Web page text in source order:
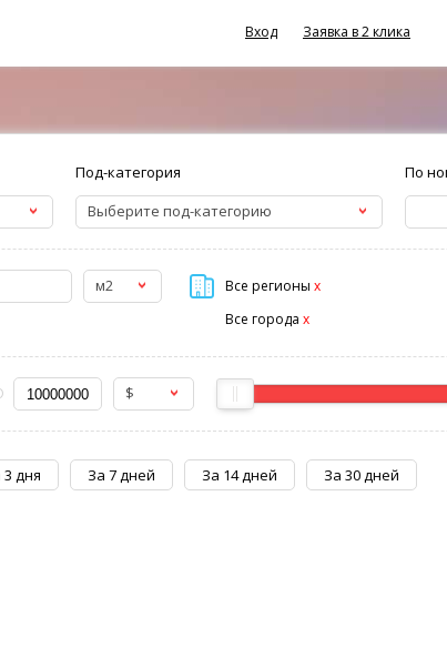
Вход Заявка в 2 клика
Под-категория
Выберите под-категорию
По
м2 Все регионы x
Все города x
$
3 дня За 7 дней За 14 дней За 30 дней